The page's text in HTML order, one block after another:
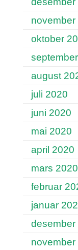
november
oktober
august
juli 2020
juni 2020
mai 2020
april 2020
mars 2020
februar
januar
desember
november